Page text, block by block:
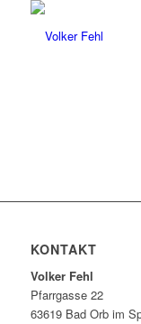
KONTAKT
Volker Fehl
Pfarrgasse 22
63619 Bad Orb im